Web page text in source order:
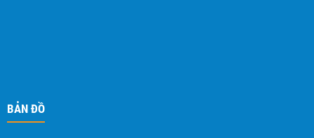
BẢN ĐỒ